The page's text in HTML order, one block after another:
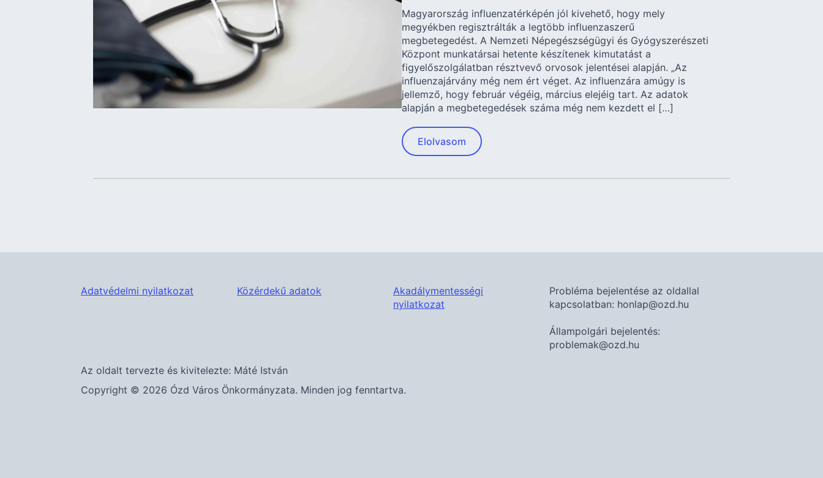
Magyarország influenzatérképén jól kivehető, hogy mely
megyékben regisztrálták a legtöbb influenzaszerű
megbetegedést. A Nemzeti Népegészségügyi és Gyógyszerészeti
Központ munkatársai hetente készítenek kimutatást a
figyelőszolgálatban résztvevő orvosok jelentései alapján. „Az
influenzajárvány még nem ért véget. Az influenzára amúgy is
jellemző, hogy február végéig, március elejéig tart. Az adatok
alapján a megbetegedések száma még nem kezdett el […]
Elolvasom
Adatvédelmi nyilatkozat Közérdekű adatok
Akadálymentességi
nyilatkozat
Probléma bejelentése az oldallal
kapcsolatban: honlap@ozd.hu
Állampolgári bejelentés:
problemak@ozd.hu
Az oldalt tervezte és kivitelezte: Máté István
Copyright © 2026 Ózd Város Önkormányzata. Minden jog fenntartva.